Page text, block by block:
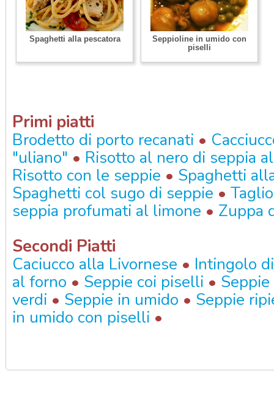
Spaghetti alla pescatora
Seppioline in umido con
piselli
Primi piatti
Brodetto di porto recanati •
"uliano" • Risotto al nero di seppia
Risotto con le seppie • Spaghetti
Spaghetti col sugo di seppie •
seppia profumati al limone • Zuppa
Secondi Piatti
Caciucco alla Livornese • Intingolo
al forno • Seppie coi piselli •
verdi • Seppie in umido • Seppie
in umido con piselli •